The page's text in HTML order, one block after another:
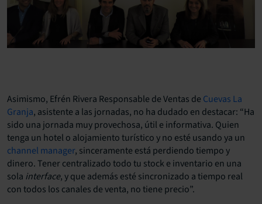
Asimismo, Efrén Rivera Responsable de Ventas de Cuevas La
Granja, asistente a las jornadas, no ha dudado en destacar: “Ha
sido una jornada muy provechosa, útil e informativa. Quien
tenga un hotel o alojamiento turístico y no esté usando ya un
channel manager, sinceramente está perdiendo tiempo y
dinero. Tener centralizado todo tu stock e inventario en una
sola interface, y que además esté sincronizado a tiempo real
con todos los canales de venta, no tiene precio”.